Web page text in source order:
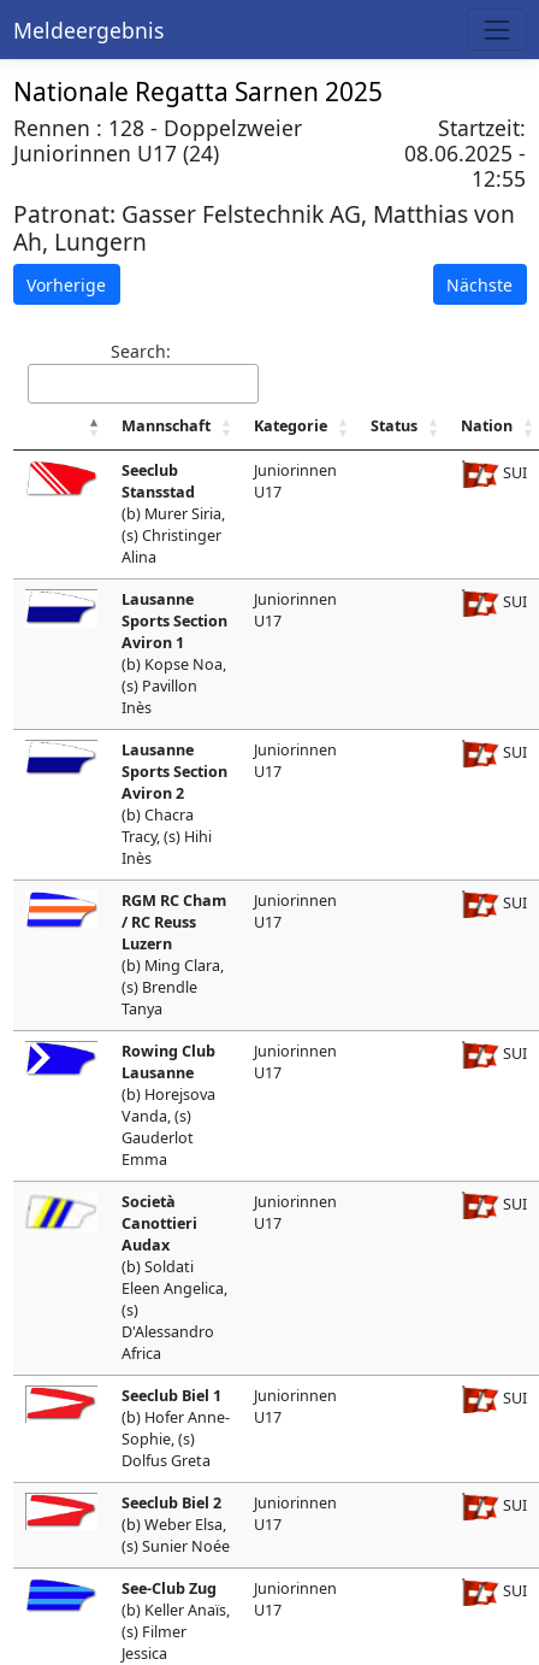
Meldeergebnis
Nationale Regatta Sarnen 2025
Rennen : 128 - Doppelzweier
Juniorinnen U17 (24)
Startzeit:
08.06.2025 -
12:55
Patronat: Gasser Felstechnik AG, Matthias von
Ah, Lungern
Vorherige Nächste
Search:
Mannschaft Kategorie Status Nation
Seeclub
Stansstad
(b) Murer Siria,
(s) Christinger
Alina
Juniorinnen
U17
SUI
Lausanne
Sports Section
Aviron 1
(b) Kopse Noa,
(s) Pavillon
Inès
Juniorinnen
U17
SUI
Lausanne
Sports Section
Aviron 2
(b) Chacra
Tracy, (s) Hihi
Inès
Juniorinnen
U17
SUI
RGM RC Cham
/ RC Reuss
Luzern
(b) Ming Clara,
(s) Brendle
Tanya
Juniorinnen
U17
SUI
Rowing Club
Lausanne
(b) Horejsova
Vanda, (s)
Gauderlot
Emma
Juniorinnen
U17
SUI
Società
Canottieri
Audax
(b) Soldati
Eleen Angelica,
(s)
D'Alessandro
Africa
Juniorinnen
U17
SUI
Seeclub Biel 1
(b) Hofer Anne-
Sophie, (s)
Dolfus Greta
Juniorinnen
U17
SUI
Seeclub Biel 2
(b) Weber Elsa,
(s) Sunier Noée
Juniorinnen
U17
SUI
See-Club Zug
(b) Keller Anaïs,
(s) Filmer
Jessica
Juniorinnen
U17
SUI